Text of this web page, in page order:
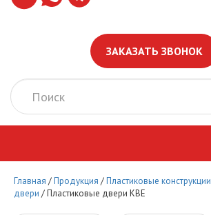
ЗАКАЗАТЬ ЗВОНОК
Главная /Продукция /Пластиковые конструкции
двери /Пластиковые двери KBE